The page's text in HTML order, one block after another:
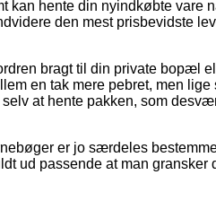
kan hente din nyindkøbte vare
den mest prisbevidste
bragt til din private bopæl
en tak mere pebret, men
at hente pakken, som
er jo særdeles
ud passende at man